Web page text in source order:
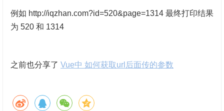
例如 http://iqzhan.com?id=520&page=1314 最终打印结果
为 520 和 1314
之前也分享了 Vue中 如何获取url后面传的参数